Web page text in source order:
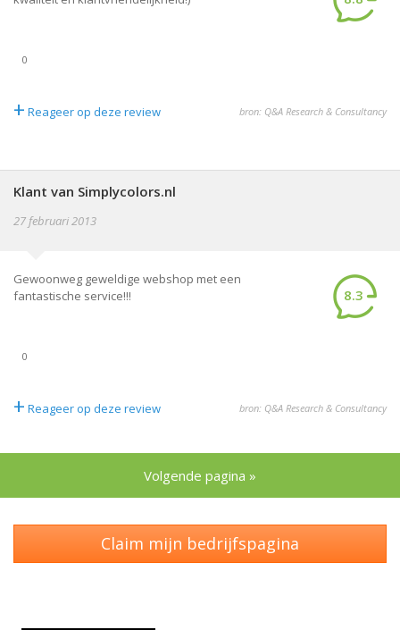
0
+ Reageer op deze review bron: Q&A Research & Consultancy
Klant van Simplycolors.nl
27 februari 2013
Gewoonweg geweldige webshop met een
fantastische service!!!
8.3
0
+ Reageer op deze review bron: Q&A Research & Consultancy
Volgende pagina »
Claim mijn bedrijfspagina